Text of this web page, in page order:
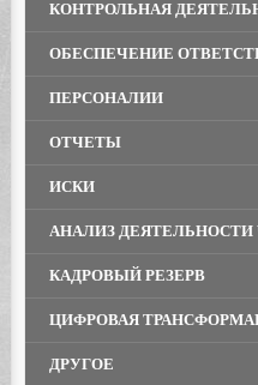
КОНТРОЛЬНАЯ
ОБЕСПЕЧЕНИЕ
ПЕРСОНАЛИИ
ОТЧЕТЫ
ИСКИ
АНАЛИЗ ДЕЯТЕЛЬНОСТИ
КАДРОВЫЙ РЕЗЕРВ
ЦИФРОВАЯ
ДРУГОЕ